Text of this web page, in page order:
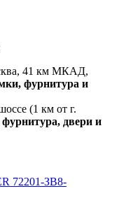
41 км МКАД,
фурнитура и
(1 км от г.
двери и